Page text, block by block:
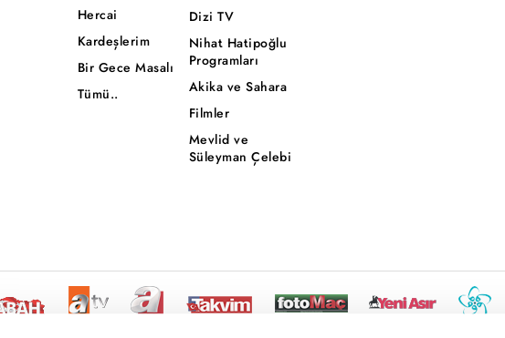
Reddet
Hercai
Kardeşlerim
Bir Gece Masalı
Tümü..
Dizi TV
Nihat Hatipoğlu
Programları
Akika ve Sahara
Filmler
Mevlid ve
Süleyman Çelebi